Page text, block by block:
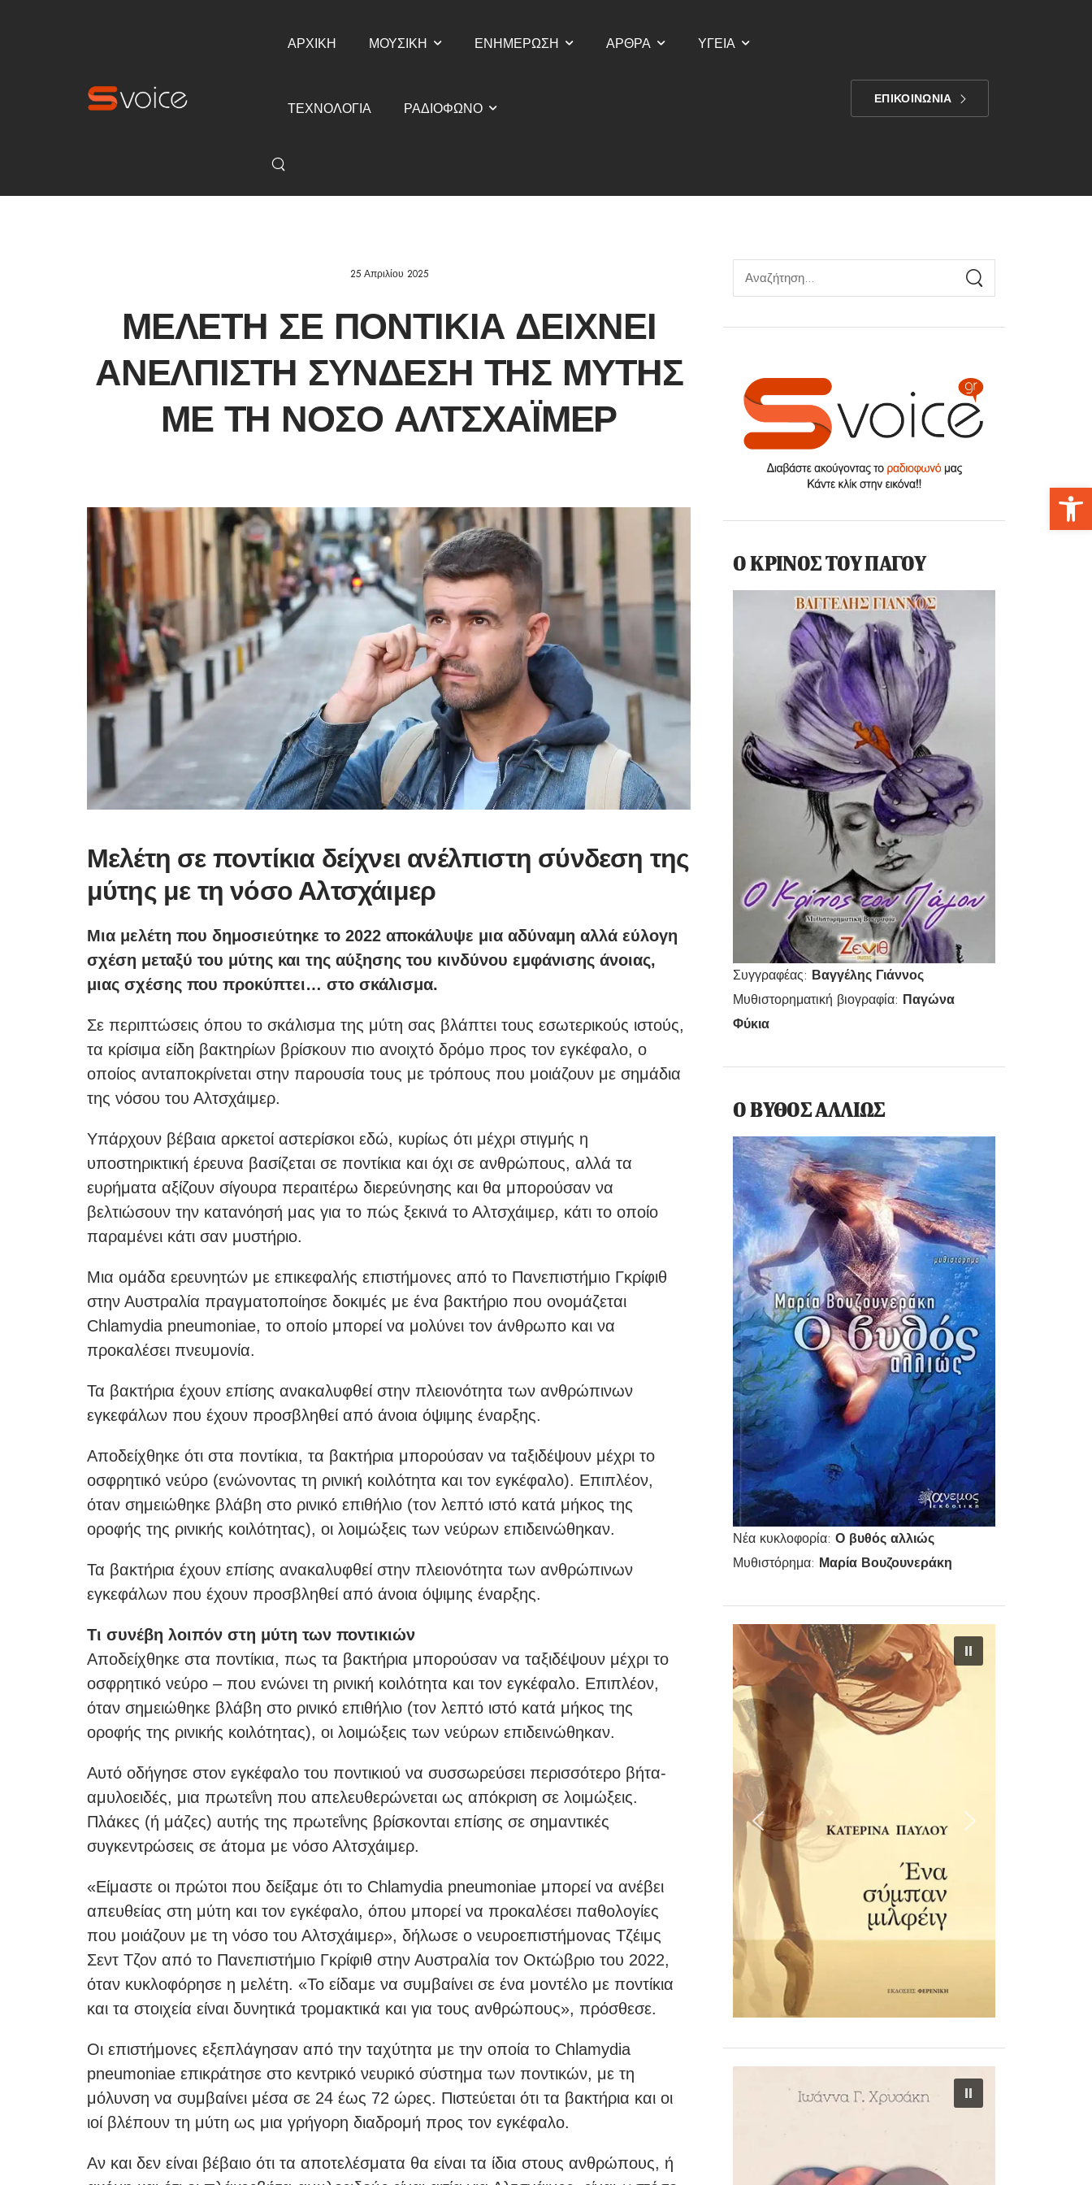
ΑΡΧΙΚΗ ΜΟΥΣΙΚΗ ΕΝΗΜΕΡΩΣΗ ΑΡΘΡΑ ΥΓΕΙΑ
ΤΕΧΝΟΛΟΓΙΑ ΡΑΔΙΟΦΩΝΟ
ΕΠΙΚΟΙΝΩΝΙΑ
Ο ΚΡΙΝΟΣ ΤΟΥ ΠΑΓΟΥ
Συγγραφέας: Βαγγέλης Γιάννος
Μυθιστορηματική βιογραφία: Παγώνα
Φύκια
Ο ΒΥΘΟΣ ΑΛΛΙΩΣ
Νέα κυκλοφορία:Ο βυθός αλλιώς
Μυθιστόρημα: Μαρία Βουζουνεράκη
25 Απριλίου 2025
ΜΕΛΈΤΗ ΣΕ ΠΟΝΤΊΚΙΑ ΔΕΊΧΝΕΙ
ΑΝΈΛΠΙΣΤΗ ΣΎΝΔΕΣΗ ΤΗΣ ΜΎΤΗΣ
ΜΕ ΤΗ ΝΌΣΟ ΑΛΤΣΧΆΙΜΕΡ
Μελέτη σε ποντίκια δείχνει ανέλπιστη σύνδεση της
μύτης με τη νόσο Αλτσχάιμερ
Μια μελέτη που δημοσιεύτηκε το 2022 αποκάλυψε μια αδύναμη αλλά εύλογη
σχέση μεταξύ του μύτης και της αύξησης του κινδύνου εμφάνισης άνοιας,
μιας σχέσης που προκύπτει… στο σκάλισμα.
Σε περιπτώσεις όπου το σκάλισμα της μύτη σας βλάπτει τους εσωτερικούς ιστούς,
τα κρίσιμα είδη βακτηρίων βρίσκουν πιο ανοιχτό δρόμο προς τον εγκέφαλο, ο
οποίος ανταποκρίνεται στην παρουσία τους με τρόπους που μοιάζουν με σημάδια
της νόσου του Αλτσχάιμερ.
Υπάρχουν βέβαια αρκετοί αστερίσκοι εδώ, κυρίως ότι μέχρι στιγμής η
υποστηρικτική έρευνα βασίζεται σε ποντίκια και όχι σε ανθρώπους, αλλά τα
ευρήματα αξίζουν σίγουρα περαιτέρω διερεύνησης και θα μπορούσαν να
βελτιώσουν την κατανόησή μας για το πώς ξεκινά το Αλτσχάιμερ, κάτι το οποίο
παραμένει κάτι σαν μυστήριο.
Μια ομάδα ερευνητών με επικεφαλής επιστήμονες από το Πανεπιστήμιο Γκρίφιθ
στην Αυστραλία πραγματοποίησε δοκιμές με ένα βακτήριο που ονομάζεται
Chlamydia pneumoniae, το οποίο μπορεί να μολύνει τον άνθρωπο και να
προκαλέσει πνευμονία.
Τα βακτήρια έχουν επίσης ανακαλυφθεί στην πλειονότητα των ανθρώπινων
εγκεφάλων που έχουν προσβληθεί από άνοια όψιμης έναρξης.
Αποδείχθηκε ότι στα ποντίκια, τα βακτήρια μπορούσαν να ταξιδέψουν μέχρι το
οσφρητικό νεύρο (ενώνοντας τη ρινική κοιλότητα και τον εγκέφαλο). Επιπλέον,
όταν σημειώθηκε βλάβη στο ρινικό επιθήλιο (τον λεπτό ιστό κατά μήκος της
οροφής της ρινικής κοιλότητας), οι λοιμώξεις των νεύρων επιδεινώθηκαν.
Τα βακτήρια έχουν επίσης ανακαλυφθεί στην πλειονότητα των ανθρώπινων
εγκεφάλων που έχουν προσβληθεί από άνοια όψιμης έναρξης.
Τι συνέβη λοιπόν στη μύτη των ποντικιών
Αποδείχθηκε στα ποντίκια, πως τα βακτήρια μπορούσαν να ταξιδέψουν μέχρι το
οσφρητικό νεύρο – που ενώνει τη ρινική κοιλότητα και τον εγκέφαλο. Επιπλέον,
όταν σημειώθηκε βλάβη στο ρινικό επιθήλιο (τον λεπτό ιστό κατά μήκος της
οροφής της ρινικής κοιλότητας), οι λοιμώξεις των νεύρων επιδεινώθηκαν.
Αυτό οδήγησε στον εγκέφαλο του ποντικιού να συσσωρεύσει περισσότερο βήτα-
αμυλοειδές, μια πρωτεΐνη που απελευθερώνεται ως απόκριση σε λοιμώξεις.
Πλάκες (ή μάζες) αυτής της πρωτεΐνης βρίσκονται επίσης σε σημαντικές
συγκεντρώσεις σε άτομα με νόσο Αλτσχάιμερ.
«Είμαστε οι πρώτοι που δείξαμε ότι το Chlamydia pneumoniae μπορεί να ανέβει
απευθείας στη μύτη και τον εγκέφαλο, όπου μπορεί να προκαλέσει παθολογίες
που μοιάζουν με τη νόσο του Αλτσχάιμερ», δήλωσε ο νευροεπιστήμονας Τζέιμς
Σεντ Τζον από το Πανεπιστήμιο Γκρίφιθ στην Αυστραλία τον Οκτώβριο του 2022,
όταν κυκλοφόρησε η μελέτη. «Το είδαμε να συμβαίνει σε ένα μοντέλο με ποντίκια
και τα στοιχεία είναι δυνητικά τρομακτικά και για τους ανθρώπους», πρόσθεσε.
Οι επιστήμονες εξεπλάγησαν από την ταχύτητα με την οποία το Chlamydia
pneumoniae επικράτησε στο κεντρικό νευρικό σύστημα των ποντικών, με τη
μόλυνση να συμβαίνει μέσα σε 24 έως 72 ώρες. Πιστεύεται ότι τα βακτήρια και οι
ιοί βλέπουν τη μύτη ως μια γρήγορη διαδρομή προς τον εγκέφαλο.
Αν και δεν είναι βέβαιο ότι τα αποτελέσματα θα είναι τα ίδια στους ανθρώπους, ή